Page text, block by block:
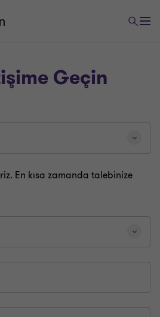
Geçin
En kısa zamanda talebinize